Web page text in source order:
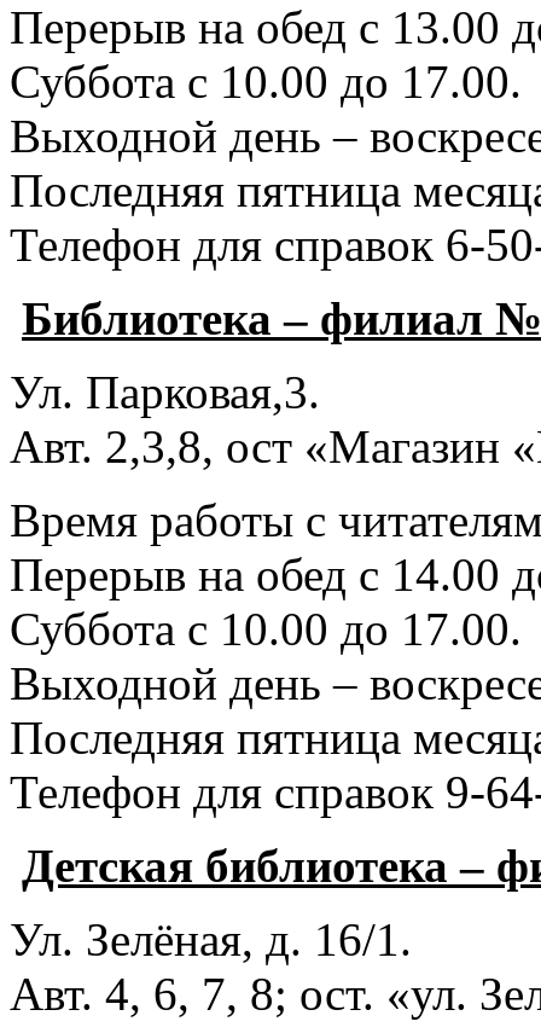
Перерыв на обед с 13.00
Суббота с 10.00 до 17.00.
Выходной день –
Последняя пятница
Телефон для справок 6-
Библиотека – филиал
Ул. Парковая,3.
Авт. 2,3,8, ост «Магазин
Время работы с
Перерыв на обед с 14.00
Суббота с 10.00 до 17.00.
Выходной день –
Последняя пятница
Телефон для справок 9-
Детская библиотека –
Ул. Зелёная, д. 16/1.
Авт. 4, 6, 7, 8; ост. «ул.